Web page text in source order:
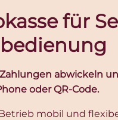
für
abwickeln
oder QR-Code.
mobil und